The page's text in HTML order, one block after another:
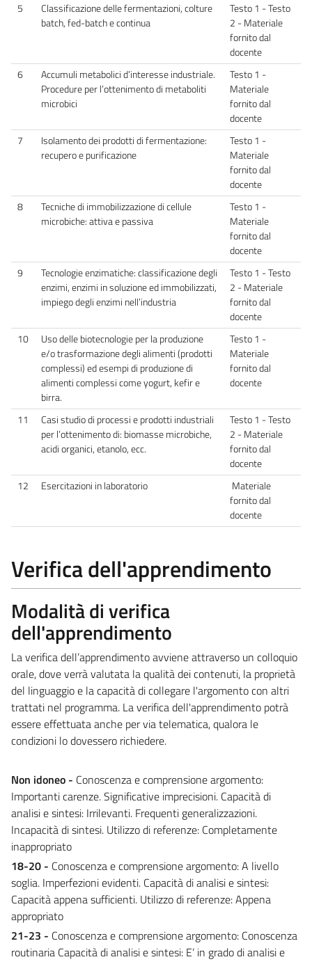
5
Classificazione delle fermentazioni, colture
batch, fed-batch e continua
Testo 1 - Testo
2 - Materiale
fornito dal
docente
6
Accumuli metabolici d’interesse industriale.
Procedure per l’ottenimento di metaboliti
microbici
Testo 1 -
Materiale
fornito dal
docente
7
Isolamento dei prodotti di fermentazione:
recupero e purificazione
Testo 1 -
Materiale
fornito dal
docente
8
Tecniche di immobilizzazione di cellule
microbiche: attiva e passiva
Testo 1 -
Materiale
fornito dal
docente
9
Tecnologie enzimatiche: classificazione degli
enzimi, enzimi in soluzione ed immobilizzati,
impiego degli enzimi nell’industria
Testo 1 - Testo
2 - Materiale
fornito dal
docente
10
Uso delle biotecnologie per la produzione
e/o trasformazione degli alimenti (prodotti
complessi) ed esempi di produzione di
alimenti complessi come yogurt, kefir e
birra.
Testo 1 -
Materiale
fornito dal
docente
11
Casi studio di processi e prodotti industriali
per l’ottenimento di: biomasse microbiche,
acidi organici, etanolo, ecc.
Testo 1 - Testo
2 - Materiale
fornito dal
docente
12
Esercitazioni in laboratorio
Materiale
fornito dal
docente
Verifica dell'apprendimento
Modalità di verifica
dell'apprendimento
La verifica dell’apprendimento avviene attraverso un colloquio
orale, dove verrà valutata la qualità dei contenuti, la proprietà
del linguaggio e la capacità di collegare l'argomento con altri
trattati nel programma. La verifica dell'apprendimento potrà
essere effettuata anche per via telematica, qualora le
condizioni lo dovessero richiedere.
Non idoneo - Conoscenza e comprensione argomento:
Importanti carenze. Significative imprecisioni. Capacità di
analisi e sintesi: Irrilevanti. Frequenti generalizzazioni.
Incapacità di sintesi. Utilizzo di referenze: Completamente
inappropriato
18-20 - Conoscenza e comprensione argomento: A livello
soglia. Imperfezioni evidenti. Capacità di analisi e sintesi:
Capacità appena sufficienti. Utilizzo di referenze: Appena
appropriato
21-23 - Conoscenza e comprensione argomento: Conoscenza
routinaria Capacità di analisi e sintesi: E’ in grado di analisi e